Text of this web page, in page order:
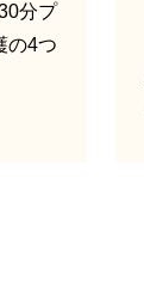
分プ
の4つ